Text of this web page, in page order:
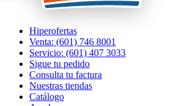
Hiperofertas
Venta: (601) 746 8001
Servicio: (601) 407 3033
Sigue tu pedido
Consulta tu factura
Nuestras tiendas
Catálogo